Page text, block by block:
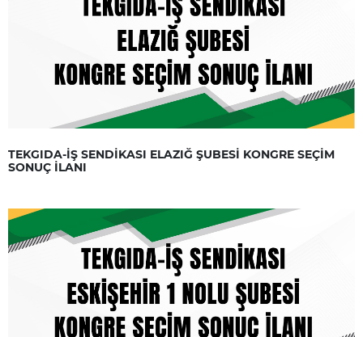
TEKGIDA-İŞ SENDİKASI ELAZIĞ ŞUBESİ KONGRE SEÇİM
SONUÇ İLANI